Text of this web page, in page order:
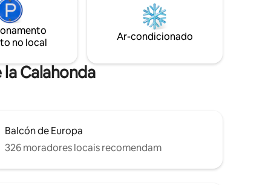
da
chuveiro ao ar livre, churrasqueira e
espreguiçadeiras com vista para Sierra
no local
Ar-condicionado
Calahonda
Balcón de Europa
326 moradores locais recomendam